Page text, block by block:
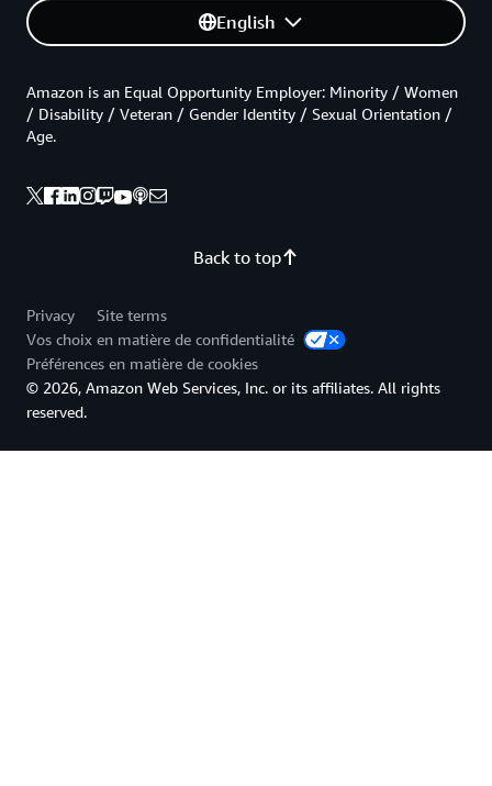
English
Back to top
Amazon is an Equal Opportunity Employer: Minority / Women
/ Disability / Veteran / Gender Identity / Sexual Orientation /
Age.
Privacy
Site terms
Vos choix en matière de confidentialité
Préférences en matière de cookies
© 2026, Amazon Web Services, Inc. or its affiliates. All rights
reserved.